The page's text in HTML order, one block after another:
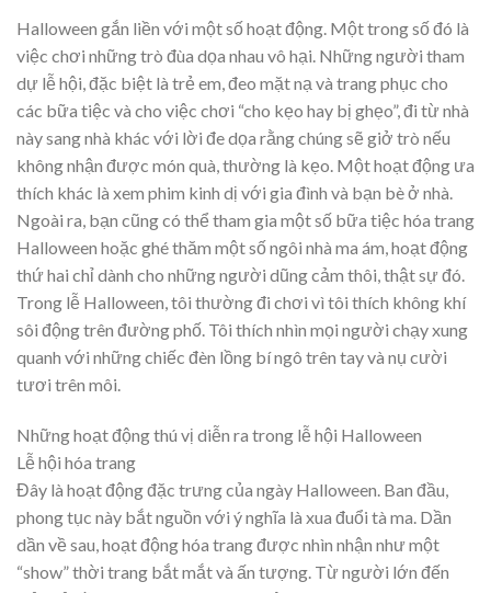
Halloween gắn liền với một số hoạt động. Một trong số đó là
việc chơi những trò đùa dọa nhau vô hại. Những người tham
dự lễ hội, đặc biệt là trẻ em, đeo mặt nạ và trang phục cho
các bữa tiệc và cho việc chơi “cho kẹo hay bị ghẹo”, đi từ nhà
này sang nhà khác với lời đe dọa rằng chúng sẽ giở trò nếu
không nhận được món quà, thường là kẹo. Một hoạt động ưa
thích khác là xem phim kinh dị với gia đình và bạn bè ở nhà.
Ngoài ra, bạn cũng có thể tham gia một số bữa tiệc hóa trang
Halloween hoặc ghé thăm một số ngôi nhà ma ám, hoạt động
thứ hai chỉ dành cho những người dũng cảm thôi, thật sự đó.
Trong lễ Halloween, tôi thường đi chơi vì tôi thích không khí
sôi động trên đường phố. Tôi thích nhìn mọi người chạy xung
quanh với những chiếc đèn lồng bí ngô trên tay và nụ cười
tươi trên môi.
Những hoạt động thú vị diễn ra trong lễ hội Halloween
Lễ hội hóa trang
Đây là hoạt động đặc trưng của ngày Halloween. Ban đầu,
phong tục này bắt nguồn với ý nghĩa là xua đuổi tà ma. Dần
dần về sau, hoạt động hóa trang được nhìn nhận như một
“show” thời trang bắt mắt và ấn tượng. Từ người lớn đến